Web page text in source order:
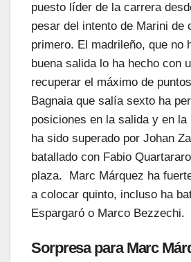
puesto líder de la carrera
pesar del intento de Marini de
primero. El madrileño, que no
buena salida lo ha hecho con
recuperar el máximo de
Bagnaia que salía sexto ha
posiciones en la salida y en la
ha sido superado por Johan
batallado con Fabio
plaza. Marc Márquez ha
a colocar quinto, incluso ha
Espargaró o Marco Bezzechi.
Sorpresa para Marc